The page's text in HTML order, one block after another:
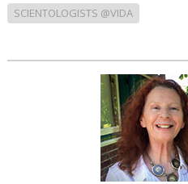
SCIENTOLOGISTS @VIDA